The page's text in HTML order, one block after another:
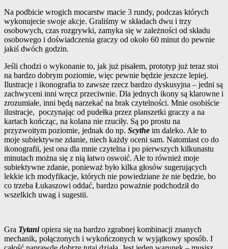
Na podbicie wrogich mocarstw macie 3 rundy, podczas których
wykonujecie swoje akcje. Graliśmy w składach dwu i trzy
osobowych, czas rozgrywki, zamyka się w zależności od składu
osobowego i doświadczenia graczy od około 60 minut do pewnie
jakiś dwóch godzin.
Jeśli chodzi o wykonanie to, jak już pisałem, prototyp już teraz stoi
na bardzo dobrym poziomie, więc pewnie będzie jeszcze lepiej.
Ilustracje i ikonografia to zawsze rzecz bardzo dyskusyjna – jedni są
zachwyceni inni wręcz przeciwnie. Dla jednych ikony są klarowne i
zrozumiałe, inni będą narzekać na brak czytelności. Mnie osobiście
ilustracje, poczynając od pudełka przez planszetki graczy a na
kartach kończąc, na kolana nie rzuciły. Są po prostu na
przyzwoitym poziomie, jednak do np. Scythe im daleko. Ale to
moje subiektywne zdanie, niech każdy oceni sam. Natomiast co do
ikonografii, jest ona dla mnie czytelna i po pierwszych kilkunastu
minutach można się z nią łatwo oswoić. Ale to również moje
subiektywne zdanie, ponieważ było kilka głosów sugerujących
lekkie ich modyfikacje, których nie powiedziane że nie będzie, bo
co trzeba Łukaszowi oddać, bardzo poważnie podchodził do
wszelkich uwag i sugestii.
Gra Tytaniopiera się na bardzo zgrabnej kombinacji znanych
mechanik, połączonych i wykończonych w wyjątkowy sposób. I